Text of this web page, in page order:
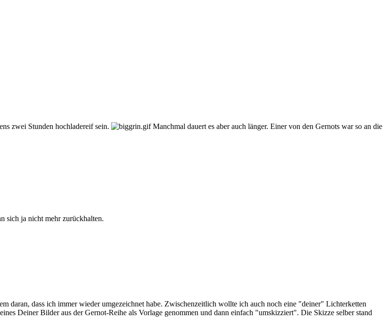
zwei Stunden hochladereif sein.
Manchmal dauert es aber auch länger. Einer von den Gernots war so an die
sich ja nicht mehr zurückhalten.
daran, dass ich immer wieder umgezeichnet habe. Zwischenzeitlich wollte ich auch noch eine "deiner" Lichterketten
Deiner Bilder aus der Gernot-Reihe als Vorlage genommen und dann einfach "umskizziert". Die Skizze selber stand